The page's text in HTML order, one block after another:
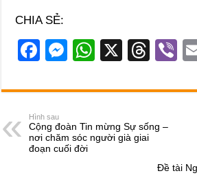
CHIA SẺ:
F
c
e
b
o
M
ss
n
g
W
at
A
X
T
e
d
s
Vi
er
Hình sau
Cộng đoàn Tin mừng Sự sống –
nơi chăm sóc người già giai
đoạn cuối đời
Đề tài